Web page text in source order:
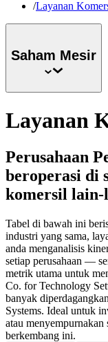
/Layanan
Saham Mesir
Layanan
Perusahaan
beroperasi di
komersil lain-
Tabel di bawah ini
industri yang sama,
anda menganalisis
setiap perusahaan —
metrik utama untuk
Co. for Technology
banyak
Systems. Ideal untuk
atau menyempurnakan
berkembang ini.